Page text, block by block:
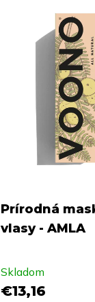
Prírodná
vlasy - AMLA
Skladom
€13,16